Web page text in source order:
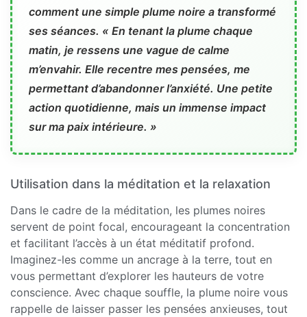
comment une simple plume noire a transformé
ses séances. « En tenant la plume chaque
matin, je ressens une vague de calme
m’envahir. Elle recentre mes pensées, me
permettant d’abandonner l’anxiété. Une petite
action quotidienne, mais un immense impact
sur ma paix intérieure. »
Utilisation dans la méditation et la relaxation
Dans le cadre de la méditation, les plumes noires
servent de point focal, encourageant la concentration
et facilitant l’accès à un état méditatif profond.
Imaginez-les comme un ancrage à la terre, tout en
vous permettant d’explorer les hauteurs de votre
conscience. Avec chaque souffle, la plume noire vous
rappelle de laisser passer les pensées anxieuses, tout